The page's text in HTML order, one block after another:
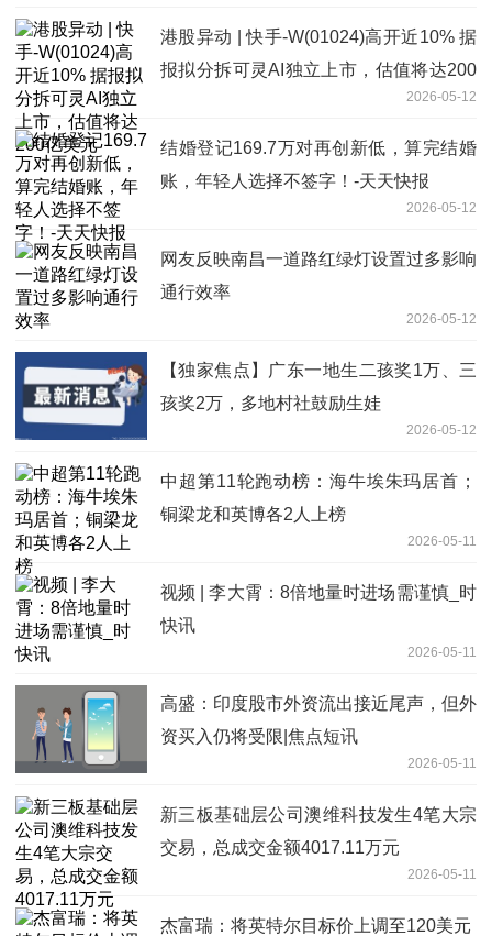
港股异动 | 快手-W(01024)高开近10% 据
报拟分拆可灵AI独立上市，估值将达200
2026-05-12
结婚登记169.7万对再创新低，算完结婚
账，年轻人选择不签字！-天天快报
2026-05-12
网友反映南昌一道路红绿灯设置过多影响
通行效率
2026-05-12
【独家焦点】广东一地生二孩奖1万、三
孩奖2万，多地村社鼓励生娃
2026-05-12
中超第11轮跑动榜：海牛埃朱玛居首；
铜梁龙和英博各2人上榜
2026-05-11
视频 | 李大霄：8倍地量时进场需谨慎_时
快讯
2026-05-11
高盛：印度股市外资流出接近尾声，但外
资买入仍将受限|焦点短讯
2026-05-11
新三板基础层公司澳维科技发生4笔大宗
交易，总成交金额4017.11万元
2026-05-11
杰富瑞：将英特尔目标价上调至120美元